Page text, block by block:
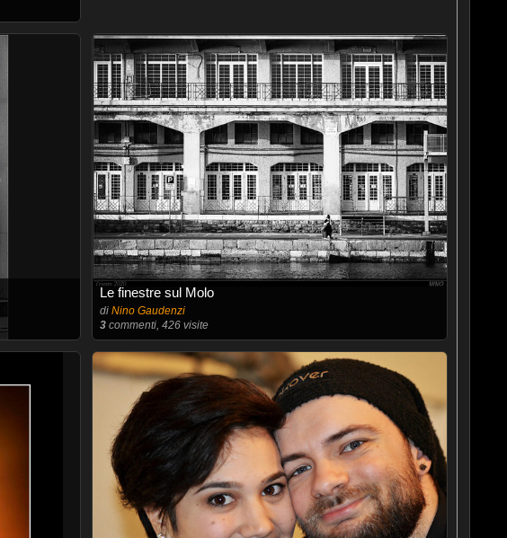
Le finestre sul Molo
diNino Gaudenzi
3 commenti, 426 visite